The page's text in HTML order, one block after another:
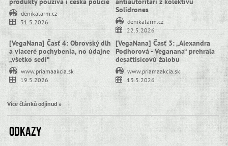
denikalarm.cz
31.5.2026
Solidrones
denikalarm.cz
22.5.2026
[VegaNana] Časť 4: Obrovský dlh
a viaceré pochybenia, no údajne
„všetko sedí“
www.priamaakcia.sk
19.5.2026
[VegaNana] Časť 3: „Alexandra
Podhorová - Veganana“ prehrala
desaťtisícovú žalobu
www.priamaakcia.sk
13.5.2026
Více článků odjinud »
Odkazy